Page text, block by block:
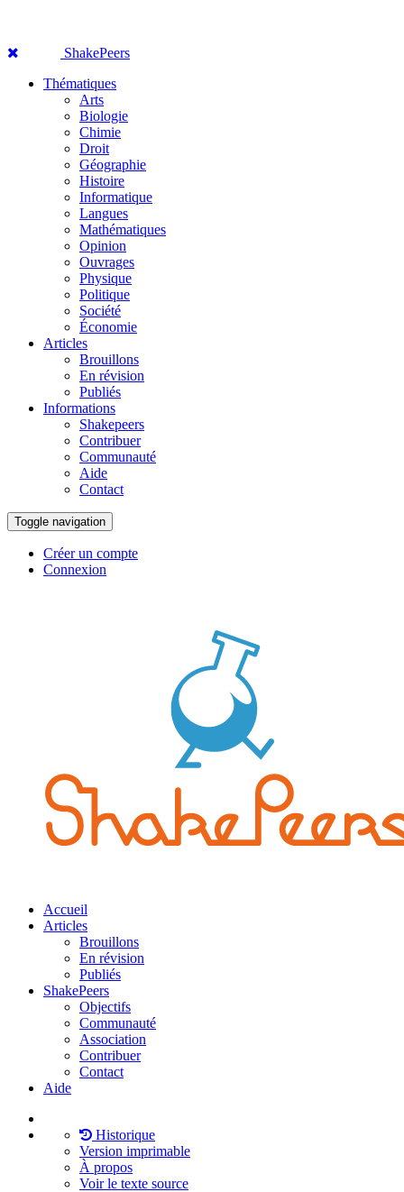
ShakePeers
Thématiques
Arts
Biologie
Chimie
Droit
Géographie
Histoire
Informatique
Langues
Mathématiques
Opinion
Ouvrages
Physique
Politique
Société
Économie
Articles
Brouillons
En révision
Publiés
Informations
Shakepeers
Contribuer
Communauté
Aide
Contact
Toggle navigation
Créer un compte
Connexion
Accueil
Articles
Brouillons
En révision
Publiés
ShakePeers
Objectifs
Communauté
Association
Contribuer
Contact
Aide
Historique
Version imprimable
À propos
Voir le texte source